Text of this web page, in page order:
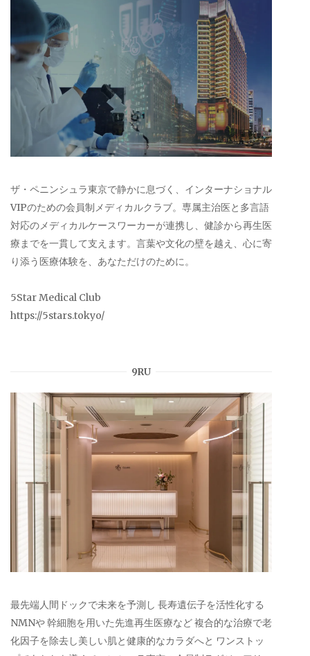
ザ・ペニンシュラ東京で静かに息づく、インターナショナル
VIPのための会員制メディカルクラブ。専属主治医と多言語
対応のメディカルケースワーカーが連携し、健診から再生医
療までを一貫して支えます。言葉や文化の壁を越え、心に寄
り添う医療体験を、あなただけのために。
5Star Medical Club
https://5stars.tokyo/
9RU
最先端人間ドックで未来を予測し 長寿遺伝子を活性化する
NMNや 幹細胞を用いた先進再生医療など 複合的な治療で老
化因子を除去し美しい肌と健康的なカラダへと ワンストッ